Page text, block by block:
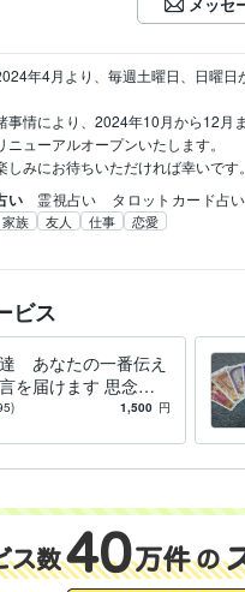
年4月より、毎週土曜日、日曜日
事情により、2024年10月から12月
ニューアルオープンいたします。
しみにお待ちいただければ幸いです。
い 霊視占い　タロットカード占い
家族 友人 仕事 恋愛
ビス
あなたの一番伝え
を届けます 思念伝
たのお気持ちを相手
1,500 円